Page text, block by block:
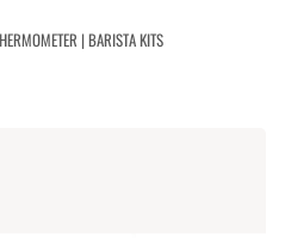
| BARISTA KITS